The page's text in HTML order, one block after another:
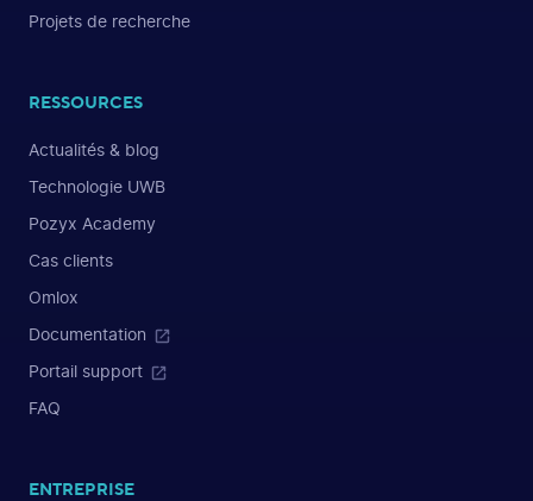
Projets de recherche
RESSOURCES
Actualités & blog
Technologie UWB
Pozyx Academy
Cas clients
Omlox
Documentation
Portail support
FAQ
ENTREPRISE